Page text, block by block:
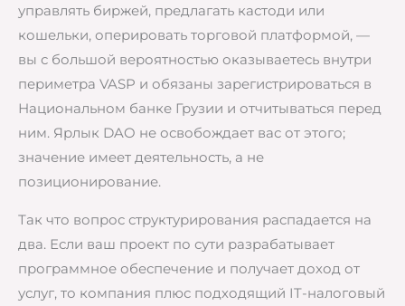
управлять биржей, предлагать кастоди или
кошельки, оперировать торговой платформой, —
вы с большой вероятностью оказываетесь внутри
периметра VASP и обязаны зарегистрироваться в
Национальном банке Грузии и отчитываться перед
ним. Ярлык DAO не освобождает вас от этого;
значение имеет деятельность, а не
позиционирование.
Так что вопрос структурирования распадается на
два. Если ваш проект по сути разрабатывает
программное обеспечение и получает доход от
услуг, то компания плюс подходящий IT-налоговый